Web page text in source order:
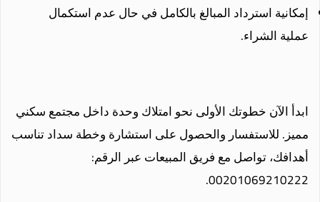
إمكانية استرداد المبالغ بالكامل في حال عدم استكمال
عملية الشراء.
ابدأ الآن خطوتك الأولى نحو امتلاك وحدة داخل مجتمع سكني
مميز. للاستفسار والحصول على استشارة وخطة سداد تناسب
أهدافك، تواصل مع فريق المبيعات عبر الرقم:
00201069210222.